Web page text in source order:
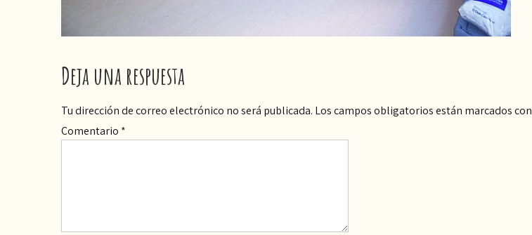
Deja una respuesta
Tu dirección de correo electrónico no será publicada. Los campos obligatorios están marcados con
Comentario *